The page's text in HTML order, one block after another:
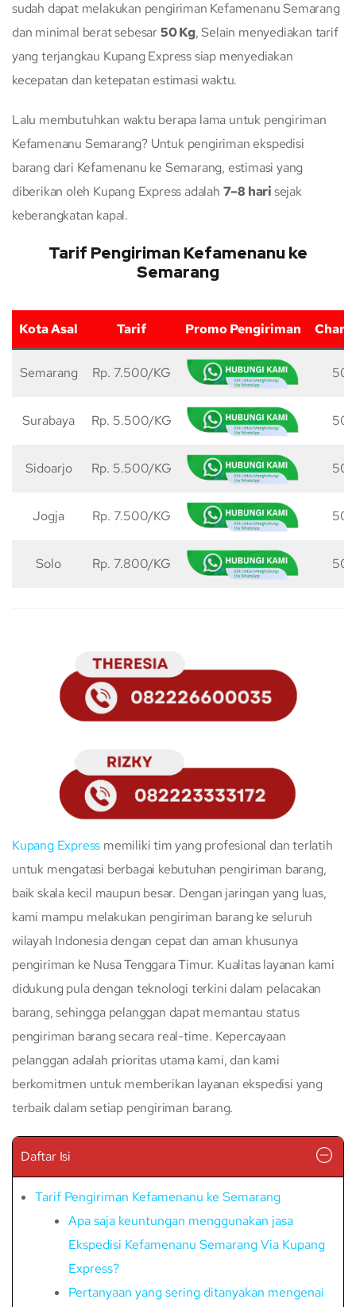
sudah dapat melakukan pengiriman Kefamenanu Semarang
dan minimal berat sebesar50 Kg, Selain menyediakan tarif
yang terjangkau Kupang Express siap menyediakan
kecepatan dan ketepatan estimasi waktu.
Lalu membutuhkan waktu berapa lama untuk pengiriman
Kefamenanu Semarang? Untuk pengiriman ekspedisi
barang dari Kefamenanu ke Semarang, estimasi yang
diberikan oleh Kupang Express adalah 7–8 harisejak
keberangkatan kapal.
Tarif Pengiriman Kefamenanu ke
Semarang
Kota Asal Tarif Promo Pengiriman
Semarang Rp. 7.500/KG 50
Surabaya Rp. 5.500/KG 50
Sidoarjo Rp. 5.500/KG 50
Jogja Rp. 7.500/KG 50
Solo Rp. 7.800/KG 50
Kupang Express memiliki tim yang profesional dan terlatih
untuk mengatasi berbagai kebutuhan pengiriman barang,
baik skala kecil maupun besar. Dengan jaringan yang luas,
kami mampu melakukan pengiriman barang ke seluruh
wilayah Indonesia dengan cepat dan aman khusunya
pengiriman ke Nusa Tenggara Timur. Kualitas layanan kami
didukung pula dengan teknologi terkini dalam pelacakan
barang, sehingga pelanggan dapat memantau status
pengiriman barang secara real-time. Kepercayaan
pelanggan adalah prioritas utama kami, dan kami
berkomitmen untuk memberikan layanan ekspedisi yang
terbaik dalam setiap pengiriman barang.
Daftar Isi
Tarif Pengiriman Kefamenanu ke Semarang
Apa saja keuntungan menggunakan jasa
Ekspedisi Kefamenanu Semarang Via Kupang
Express?
Pertanyaan yang sering ditanyakan mengenai